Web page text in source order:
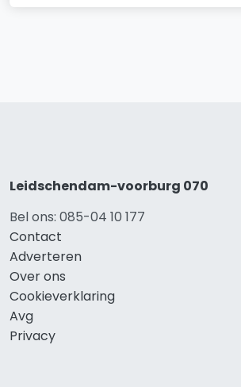
Leidschendam-voorburg 070
Bel ons: 085-04 10 177
Contact
Adverteren
Over ons
Cookieverklaring
Avg
Privacy